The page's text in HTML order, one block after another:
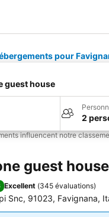
pour
guest house
2
influencent notre
guest house
Excellent (345 évaluations)
Snc, 91023, Favignana,